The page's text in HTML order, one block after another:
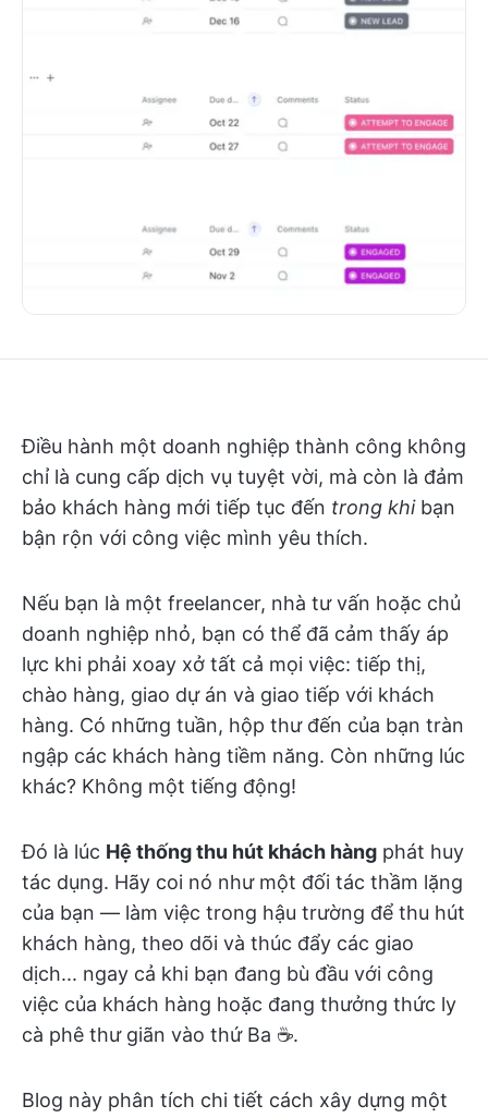
Điều hành một doanh nghiệp thành công không
chỉ là cung cấp dịch vụ tuyệt vời, mà còn là đảm
bảo khách hàng mới tiếp tục đến trong khibạn
bận rộn với công việc mình yêu thích.
Nếu bạn là một freelancer, nhà tư vấn hoặc chủ
doanh nghiệp nhỏ, bạn có thể đã cảm thấy áp
lực khi phải xoay xở tất cả mọi việc: tiếp thị,
chào hàng, giao dự án và giao tiếp với khách
hàng. Có những tuần, hộp thư đến của bạn tràn
ngập các khách hàng tiềm năng. Còn những lúc
khác? Không một tiếng động!
Đó là lúc Hệ thống thu hút khách hàng phát huy
tác dụng. Hãy coi nó như một đối tác thầm lặng
của bạn — làm việc trong hậu trường để thu hút
khách hàng, theo dõi và thúc đẩy các giao
dịch... ngay cả khi bạn đang bù đầu với công
việc của khách hàng hoặc đang thưởng thức ly
cà phê thư giãn vào thứ Ba ☕.
Blog này phân tích chi tiết cách xây dựng một